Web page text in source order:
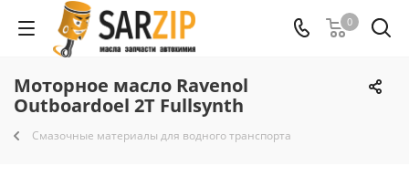
0
Моторное масло Ravenol
Outboardoel 2T Fullsynth
Смазочные материалы для водного транспорта